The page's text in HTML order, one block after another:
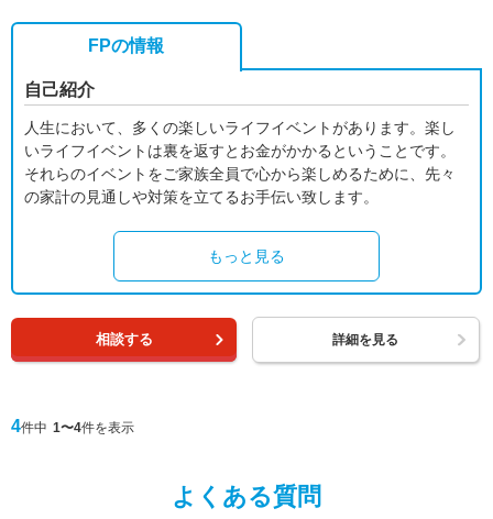
FPの情報
自己紹介
人生において、多くの楽しいライフイベントがあります。楽し
いライフイベントは裏を返すとお金がかかるということです。
それらのイベントをご家族全員で心から楽しめるために、先々
の家計の見通しや対策を立てるお手伝い致します。
もっと見る
相談する 詳細を見る
4件中 1〜4件を表示
よくある質問